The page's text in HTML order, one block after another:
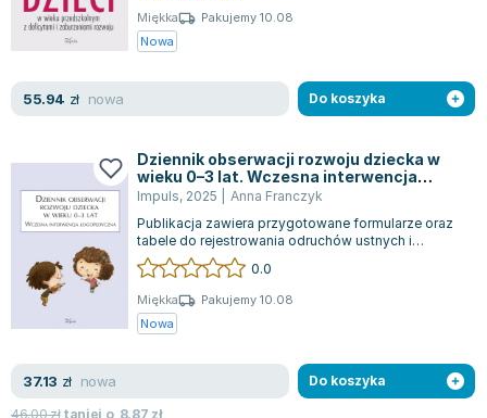
Michel Moran
Maciej Orłoś
Katarzyna Miller
Mark Twain
Marcin Meller
Paulina Młynarska
ks. Piotr Pawlukiewicz
Jarosław Sokołowski
Piotr Latocha
Piotr Semka
Jarosław Iwaszkiewicz
Miękka
Pakujemy 10.08
Nowa
55.94 zł nowa Do koszyka
Dziennik obserwacji rozwoju dziecka w
wieku 0–3 lat. Wczesna interwencja
logopedyczna
Impuls, 2025
Anna Franczyk
Publikacja zawiera przygotowane formularze oraz
tabele do rejestrowania odruchów ustnych i
twarzowych, konstrukcji aparatu mowy, n...
0.0
Miękka
Pakujemy 10.08
Nowa
37.13 zł nowa
46.00złtaniej o 8.87 zł
Do koszyka